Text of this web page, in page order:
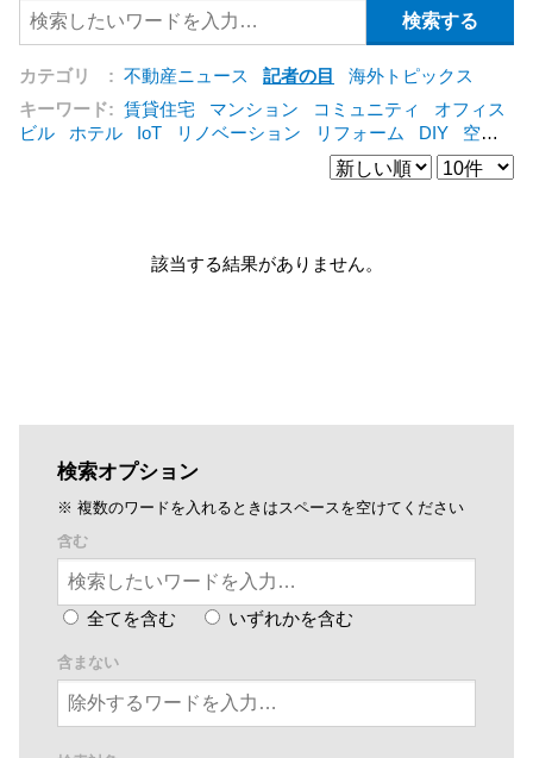
カテゴリ : 不動産ニュース 記者の目
海外トピックス
キーワード: 賃貸住宅 マンション コミュニティ
オフィス
ビル
ホテル IoT リノベーション リフォーム DIY
空き
シェアリングエコノミー 建売住宅
管理
公営住宅 三菱地所 仲介[+]
該当する結果がありません。
検索オプション
※ 複数のワードを入れるときはスペースを空けてください
含む
全てを含む いずれかを含む
含まない